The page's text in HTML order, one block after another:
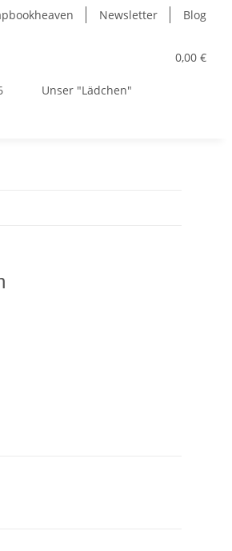
Newsletter Blog
0,00 €
Unser "Lädchen"